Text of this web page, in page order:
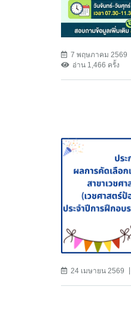
7 พฤษภาคม 2569
อ่าน 1,466 ครั้ง
24 เมษายน 2569